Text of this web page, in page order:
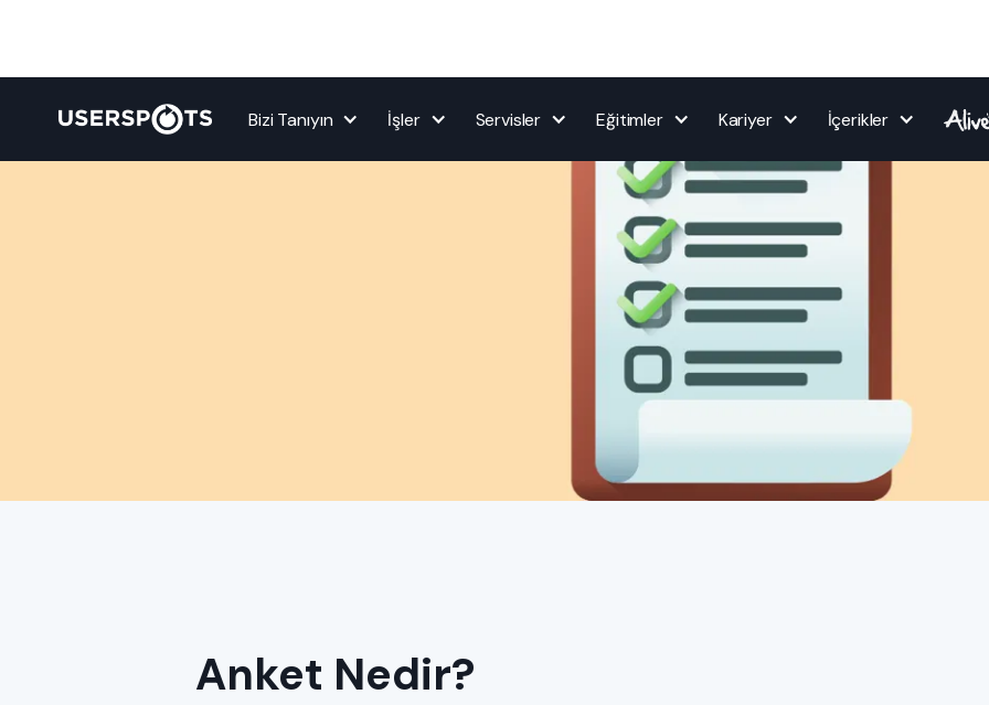
Bizi Tanıyın İşler Servisler Eğitimler Kariyer İçerikler
Anket Nedir?